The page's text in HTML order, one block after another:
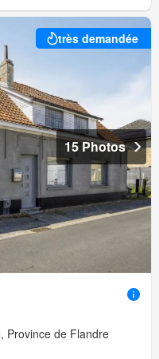
très demandée
15 Photos
Province de Flandre